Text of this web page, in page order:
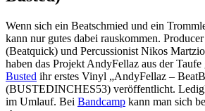
Wenn sich ein Beatschmied und ein
kann nur gutes dabei rauskommen.
(Beatquick) und Percussionist Nikos
haben das Projekt AndyFellaz aus der
Busted ihr erstes Vinyl „AndyFellaz –
(BUSTEDINCHES53) veröffentlicht.
im Umlauf. Bei Bandcamp kann man sich